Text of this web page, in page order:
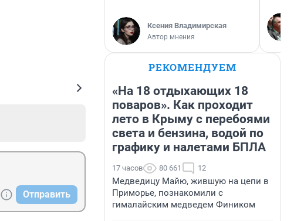
Отправить
Ксения Владимирская
Автор мнения
РЕКОМЕНДУЕМ
«На 18 отдыхающих 18
поваров». Как проходит
лето в Крыму с перебоями
света и бензина, водой по
графику и налетами БПЛА
17 часов 80 661 12
Медведицу Майю, жившую на цепи в
Приморье, познакомили с
гималайским медведем Фиником